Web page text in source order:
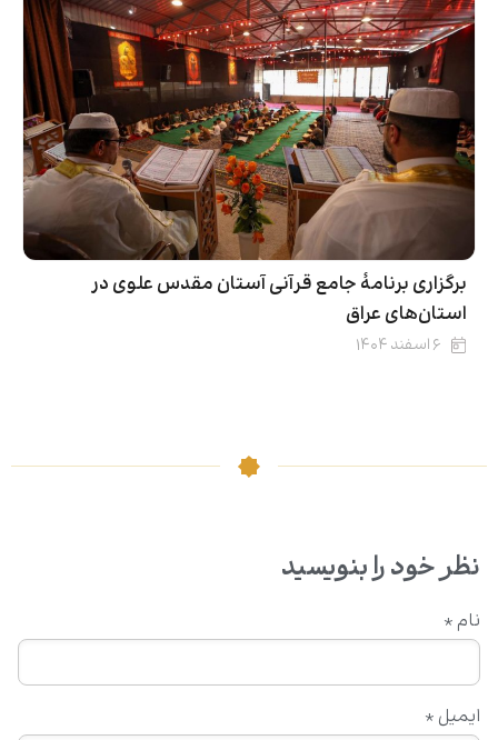
برگزاری برنامۀ جامع قرآنی آستان مقدس علوی در
استان‌های عراق
۶ اسفند ۱۴۰۴
نظر خود را بنویسید
نام *
ایمیل *